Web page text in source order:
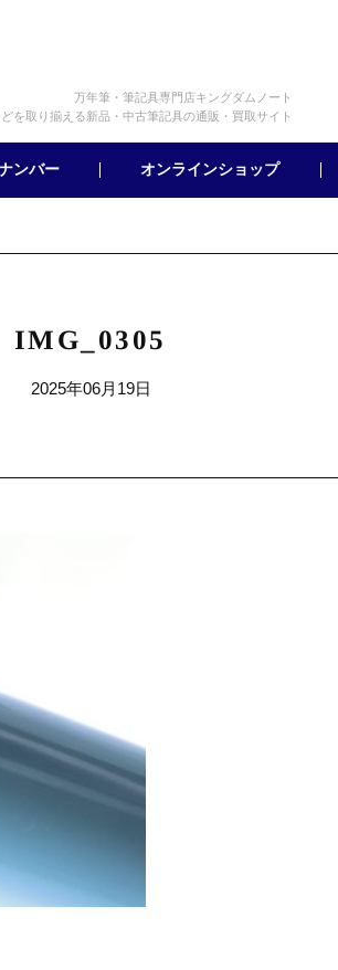
万年筆・筆記具専門店キングダムノート
を取り揃える新品・中古筆記具の通販・買取サイト
ンバー オンラインショップ
IMG_0305
2025年06月19日